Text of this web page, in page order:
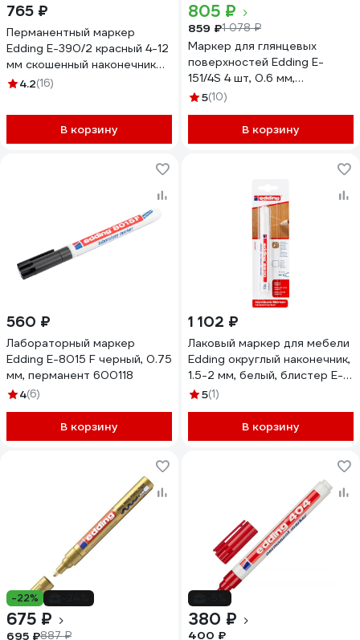
765 ₽
Перманентный маркер
Edding E-390/2 красный 4-12
мм скошенный наконечник
1153877
4.2(16)
В корзину
805 ₽
859 ₽1 078 ₽
Маркер для глянцевых
поверхностей Edding E-
151/4S 4 шт, 0.6 мм,
стираемый 51383
5(10)
В корзину
560 ₽
Лабораторный маркер
Edding E-8015 F черный, 0.75
мм, перманент 600118
4(6)
В корзину
1 102 ₽
Лаковый маркер для мебели
Edding округлый наконечник,
1.5-2 мм, белый, блистер E-
8900#624
5(1)
В корзину
-22%
675 ₽
695 ₽887 ₽
380 ₽
400 ₽